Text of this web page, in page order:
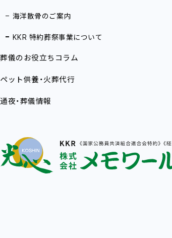
海洋散骨のご案内
KKR 特約葬祭事業について
葬儀のお役立ちコラム
ペット供養・火葬代行
通夜・葬儀情報